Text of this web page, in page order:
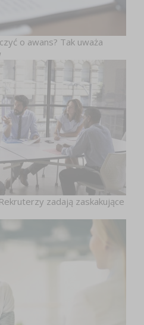
o awans? Tak uważa
zadają zaskakujące